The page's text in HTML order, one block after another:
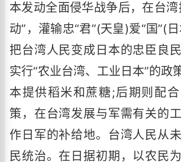
本发动全面侵华战争后，在台
动”，灌输忠“君”(天皇)爱“国”(
把台湾人民变成日本的忠臣良民
实行“农业台湾、工业日本”的政
本提供稻米和蔗糖;后期则配
策，在台湾发展与军需有关的
作日军的补给地。台湾人民从
民统治。在日据初期，以农民